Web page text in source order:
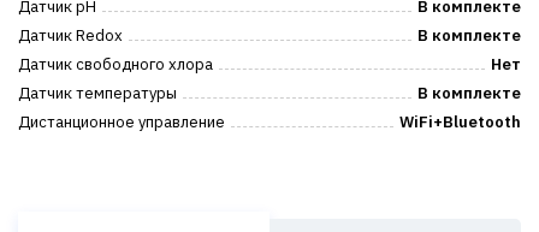
Датчик pH
В комплекте
Датчик Redox
В комплекте
Датчик свободного хлора
Нет
Датчик температуры
В комплекте
Дистанционное управление
WiFi+Bluetooth